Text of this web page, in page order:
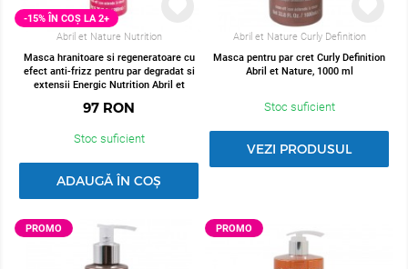
-15% ÎN COȘ LA 2+
Abril et Nature Nutrition
Masca hranitoare si regeneratoare cu
efect anti-frizz pentru par degradat si
extensii Energic Nutrition Abril et
97 RON
Stoc suficient
ADAUGĂ ÎN COȘ
Abril et Nature Curly Definition
Masca pentru par cret Curly Definition
Abril et Nature, 1000 ml
Stoc suficient
VEZI PRODUSUL
PROMO PROMO